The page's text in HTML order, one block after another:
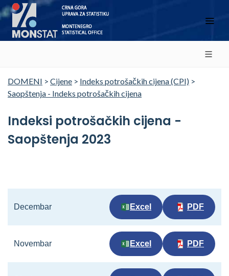
DOMENI > Cijene > Indeks potrošačkih cijena (CPI) >
Saopštenja - Indeks potrošačkih cijena
Indeksi potrošačkih cijena -
Saopštenja 2023
Decembar Excel PDF
Novembar Excel PDF